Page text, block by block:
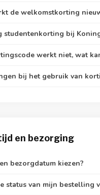
de welkomstkorting
studentenkorting bij
werkt niet, wat
bij het gebruik van
en bezorging
bezorgdatum kiezen?
status van mijn bestelling